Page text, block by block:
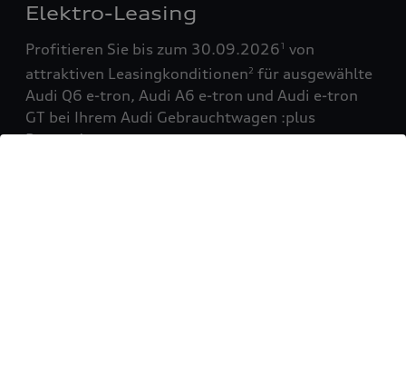
Elektro-Leasing
Profitieren Sie bis zum 30.09.20261 von
attraktiven Leasingkonditionen2 für ausgewählte
Audi Q6 e-tron, Audi A6 e-tron und Audi e-tron
GT bei Ihrem Audi Gebrauchtwagen :plus
Partner!